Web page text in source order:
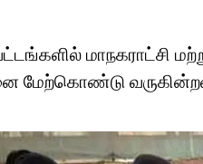
மாநகராட்சி
மேற்கொண்டு